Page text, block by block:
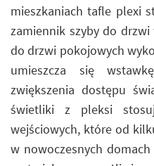
mieszkaniach tafle plexi
zamiennik szyby do drzwi
do drzwi pokojowych
umieszcza się
zwiększenia dostępu
świetliki z pleksi
wejściowych, które od
w nowoczesnych